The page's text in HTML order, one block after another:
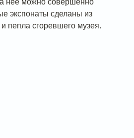
неё можно совершенно
экспонаты сделаны из
пепла сгоревшего музея.